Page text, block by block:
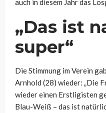
auch in diesem Jahr das
„Das ist
super“
Die Stimmung im Verein
Arnhold (28) wieder: „Die
wieder einen Erstligisten
Blau-Weiß – das ist